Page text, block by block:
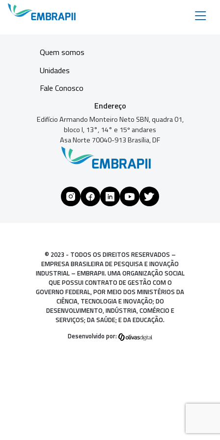
Quem somos
Unidades
Fale Conosco
Endereço
Edifício Armando Monteiro Neto SBN, quadra 01,
bloco I, 13°, 14° e 15º andares
Asa Norte 70040-913 Brasília, DF
© 2023 - TODOS OS DIREITOS RESERVADOS –
EMPRESA BRASILEIRA DE PESQUISA E INOVAÇÃO
INDUSTRIAL – EMBRAPII. UMA ORGANIZAÇÃO SOCIAL
QUE POSSUI CONTRATO DE GESTÃO COM O
GOVERNO FEDERAL, POR MEIO DOS MINISTÉRIOS DA
CIÊNCIA, TECNOLOGIA E INOVAÇÃO; DO
DESENVOLVIMENTO, INDÚSTRIA, COMÉRCIO E
SERVIÇOS; DA SAÚDE; E DA EDUCAÇÃO.
Desenvolvido por: